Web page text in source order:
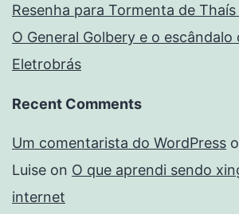
Resenha para Tormenta de Thaís
O General Golbery e o
Eletrobrás
Recent Comments
Um comentarista do WordPress
Luise on O que aprendi sendo
internet